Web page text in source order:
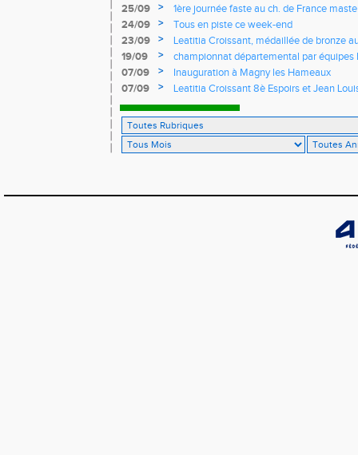
25/09
>
1ère journée faste au ch. de France
d'argent
24/09 >
Tous en piste ce week-end
23/09
>
Leatitia Croissant, médaillée de bronze
de course de montagne
19/09 >
championnat départemental par
07/09
>
Inauguration à Magny les Hameaux
07/09
>
Leatitia Croissant 8è Espoirs et Jean